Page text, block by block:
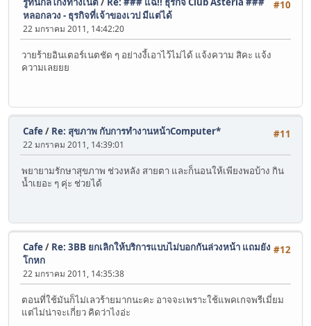
#10
หลอกลวง - ธุรกิจที่เจ้าของเวป มีแต่ได้
22 มกราคม 2011, 14:42:20
วายร้ายอินเตอร์เนตชัด ๆ อย่างงี้เอาไว้ไม่ได้ แจ้งความ สิคะ แจ้ง
ความเลยยย
#11
Cafe/ Re: สุขภาพ กับการทำงานหน้าComputer*
22 มกราคม 2011, 14:39:01
พยายามรักษาสุขภาพ ช่วงหลัง สายตา และก็นอนให้เพียงพอบ้าง กิน
น้ำเยอะ ๆ คุ่ะ ช่วยได้
#12
Cafe/ Re: 3BB ยกเลิกให้บริการแบบไม่บอกกันล่วงหน้า แถมยัง
โกหก
22 มกราคม 2011, 14:35:38
ตอนที่ใช้มันก็ไม่เลวร้ายมากนะคะ อาจจะเพราะใช้แพคเกจพรีเมี่ยม
แต่ไม่น่าจะเกี่ยว คิดว่าไงอ่ะ